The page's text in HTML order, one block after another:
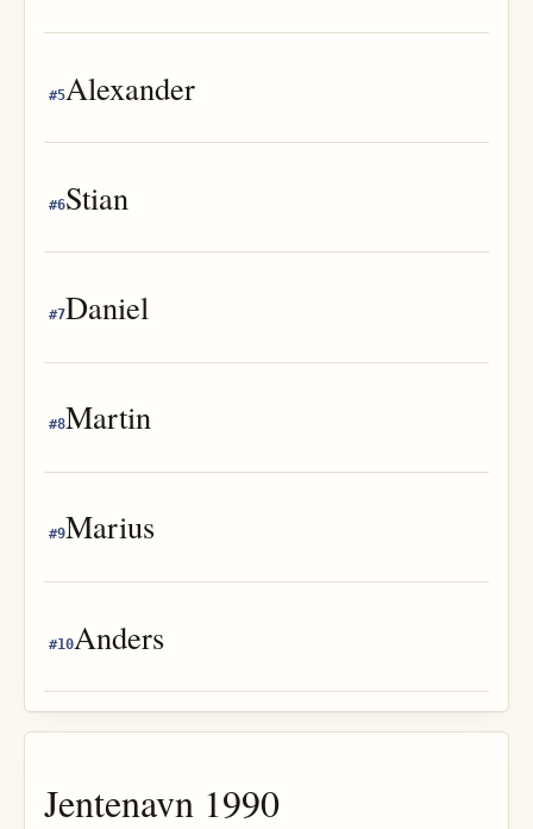
#5Alexander
#6Stian
#7Daniel
#8Martin
#9Marius
#10Anders
Jentenavn 1990